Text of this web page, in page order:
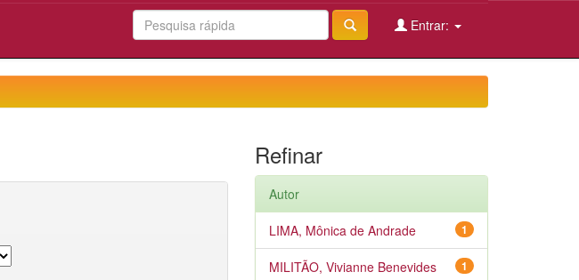
Entrar:
Refinar
Autor
1
LIMA, Mônica de Andrade
1
MILITÃO, Vivianne Benevides